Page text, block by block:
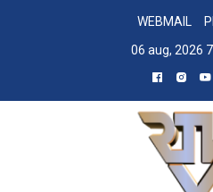
WEBMAIL
06 aug, 2026